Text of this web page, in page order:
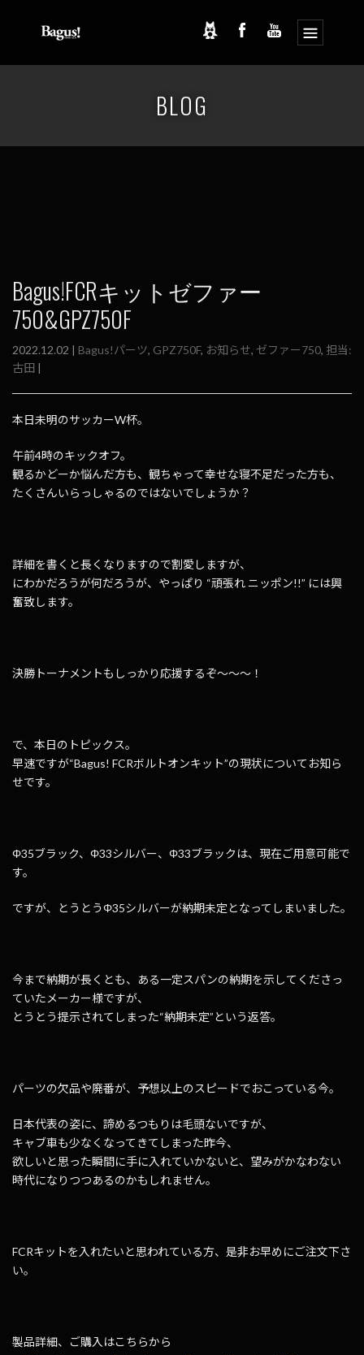
BLOG
Bagus!FCRキットゼファー
750&GPZ750F
2022.12.02 | Bagus!パーツ, GPZ750F, お知らせ, ゼファー750, 担当:
古田 |
本日未明のサッカーW杯。
午前4時のキックオフ。
観るかどーか悩んだ方も、観ちゃって幸せな寝不足だった方も、
たくさんいらっしゃるのではないでしょうか？
詳細を書くと長くなりますので割愛しますが、
にわかだろうが何だろうが、やっぱり “頑張れ ニッポン!!” には興
奮致します。
決勝トーナメントもしっかり応援するぞ～～～！
で、本日のトピックス。
早速ですが“Bagus! FCRボルトオンキット”の現状についてお知ら
せです。
Φ35ブラック、Φ33シルバー、Φ33ブラックは、現在ご用意可能で
す。
ですが、とうとうΦ35シルバーが納期未定となってしまいました。
今まで納期が長くとも、ある一定スパンの納期を示してくださっ
ていたメーカー様ですが、
とうとう提示されてしまった“納期未定”という返答。
パーツの欠品や廃番が、予想以上のスピードでおこっている今。
日本代表の姿に、諦めるつもりは毛頭ないですが、
キャブ車も少なくなってきてしまった昨今、
欲しいと思った瞬間に手に入れていかないと、望みがかなわない
時代になりつつあるのかもしれません。
FCRキットを入れたいと思われている方、是非お早めにご注文下さ
い。
製品詳細、ご購入はこちらから